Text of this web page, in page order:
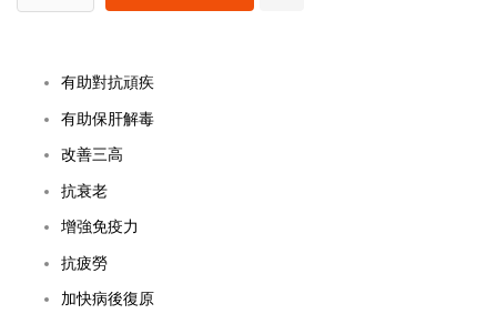
有助對抗頑疾
有助保肝解毒
改善三高
抗衰老
增強免疫力
抗疲勞
加快病後復原